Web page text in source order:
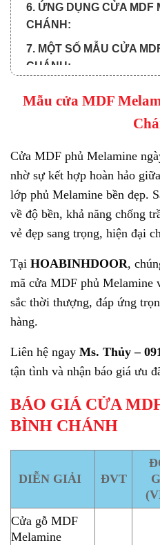
6. ỨNG DỤNG CỬA MDF
CHÁNH:
7. MỘT SỐ MẪU CỬA
CHÁNH:
9.2. Quy trình thanh
Mẫu cửa MDF
Cửa MDF phủ Melamine
nhờ sự kết hợp hoàn hảo
lớp phủ Melamine bền đẹp.
về độ bền, khả năng chống
vẻ đẹp sang trọng, hiện đại
Tại HOABINHDOOR,
mã cửa MDF phủ Melamine
sắc thời thượng, đáp ứng
hàng.
Liên hệ ngay Ms. Thủy –
tận tình và nhận báo giá ưu
BÁO GIÁ CỬA
BÌNH CHÁNH
DIỄN GIẢI ĐVT
Cửa gỗ MDF
Melamine